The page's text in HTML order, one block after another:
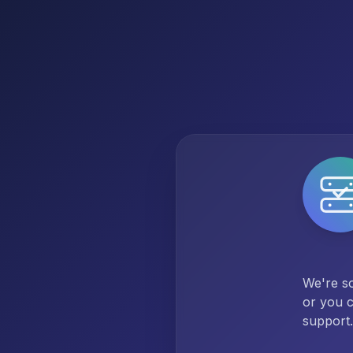
We're
or you
support.